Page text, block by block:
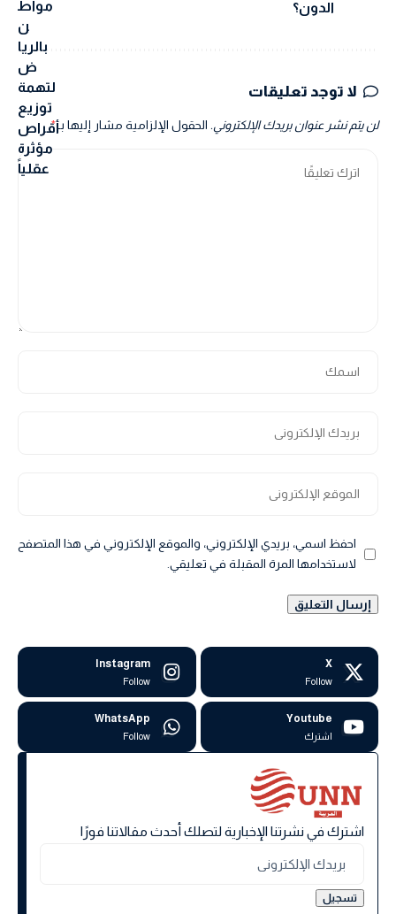
الدون؟
لا توجد تعليقات
لن يتم نشر عنوان بريدك الإلكتروني. الحقول الإلزامية مشار إليها بـ*
احفظ اسمي، بريدي الإلكتروني، والموقع الإلكتروني في هذا المتصفح
لاستخدامها المرة المقبلة في تعليقي.
X
Follow
Instagram
Follow
Youtube
اشترك
WhatsApp
Follow
اشترك في نشرتنا الإخبارية لتصلك أحدث مقالاتنا فورًا